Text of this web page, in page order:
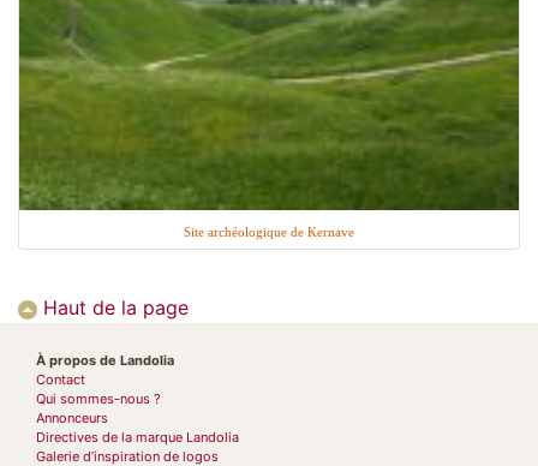
Site archéologique de Kernave
Haut de la page
À propos de Landolia
Contact
Qui sommes-nous ?
Annonceurs
Directives de la marque Landolia
Galerie d’inspiration de logos